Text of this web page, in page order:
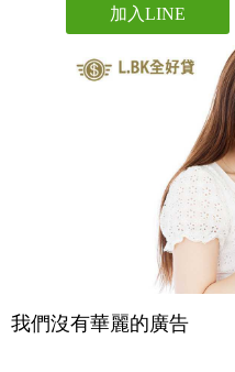
加入LINE
我們沒有華麗的廣告